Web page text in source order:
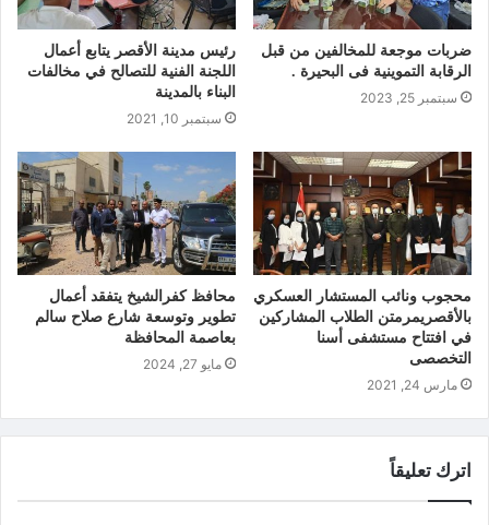
ضربات موجعة للمخالفين من قبل
الرقابة التموينية فى البحيرة .
سبتمبر 25, 2023
رئيس مدينة الأقصر يتابع أعمال
اللجنة الفنية للتصالح في مخالفات
البناء بالمدينة
سبتمبر 10, 2021
محجوب ونائب المستشار العسكري
بالأقصريمرمتن الطلاب المشاركين
في افتتاح مستشفى أسنا
التخصصى
مارس 24, 2021
محافظ كفرالشيخ يتفقد أعمال
تطوير وتوسعة شارع صلاح سالم
بعاصمة المحافظة
مايو 27, 2024
اترك تعليقاً